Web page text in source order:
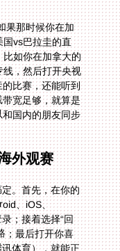
果那时候你在加
国vs巴拉圭的直
比如你在加拿大的
线，然后打开央视
美国vs巴拉圭的比赛，还能听到
为番茄的专线带宽足够，就算是
延迟，你可以和国内的朋友同步
外观赛
。首先，在你的
、iOS、
并登录；接着选择“回
优线路；最后打开你喜
、腾讯体育），就能正
“在国外看世界杯瑞士
题，按照这个步骤操